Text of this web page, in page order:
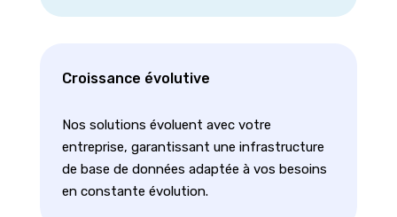
Croissance évolutive
Nos solutions évoluent avec votre
entreprise, garantissant une infrastructure
de base de données adaptée à vos besoins
en constante évolution.